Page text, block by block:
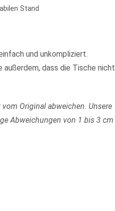
Stand
und unkompliziert.
dass die Tische nicht
Original abweichen. Unsere
Abweichungen von 1 bis 3 cm